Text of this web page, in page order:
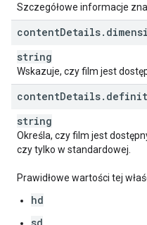
Szczegółowe informacje
contentDetails.
string
Wskazuje, czy film jest
contentDetails.
string
Określa, czy film jest
czy tylko w standardowej.
Prawidłowe wartości tej
hd